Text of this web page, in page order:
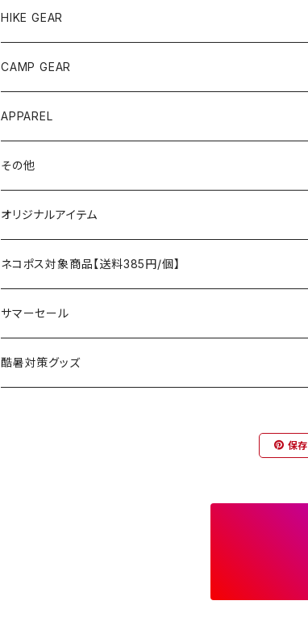
andwander
ANOBA
AO COOLERS
asobito
AS2OV
AXESQUIN
Ballistics
BEDROCK SANDALS
HIKE GEAR
テント、シェルター
バックパック
ポーチ／サコッシュ
ストレージ
パッキングアクセサリー
スリーピングギア
クッキングギア
CAMP GEAR
テント、タープ
テント、シェルター
タープ
スリーピングギア
寝袋
マット
テーブル、チェア
テーブル
チェア
ランタン、ライト
燃料ランタン
LEDライト
焚火台／薪ストーブ
焚火台
暖房器具
APPAREL
トップス
ボトムス
アンダーウェア
ハンドウェア
ヘッドギア
その他
遊び
フィッシング
ラジコン
ケア用品
雑貨
アウトレット
オリジナルアイテム
ネコポス対象商品【送料385円/個】
サマーセール
酷暑対策グッズ
保存